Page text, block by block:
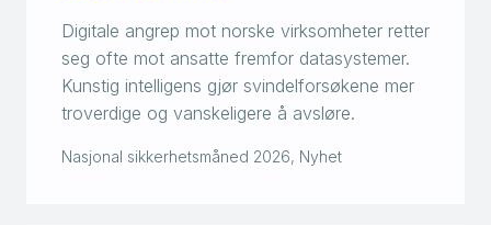
Digitale angrep mot norske virksomheter retter
seg ofte mot ansatte fremfor datasystemer.
Kunstig intelligens gjør svindelforsøkene mer
troverdige og vanskeligere å avsløre.
Nasjonal sikkerhetsmåned 2026, Nyhet